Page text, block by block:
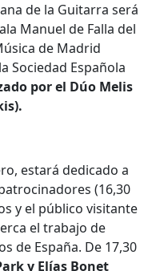
de la Guitarra será
Manuel de Falla del
de Madrid
Sociedad Española
por el Dúo Melis
estará dedicado a
(16,30
y el público visitante
el trabajo de
de España. De 17,30
y Elías Bonet